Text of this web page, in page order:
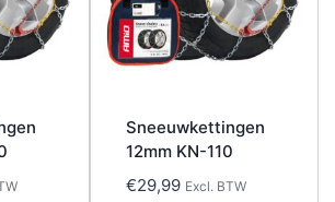
Sneeuwkettingen
12mm KN-110
€29,99 Excl. BTW